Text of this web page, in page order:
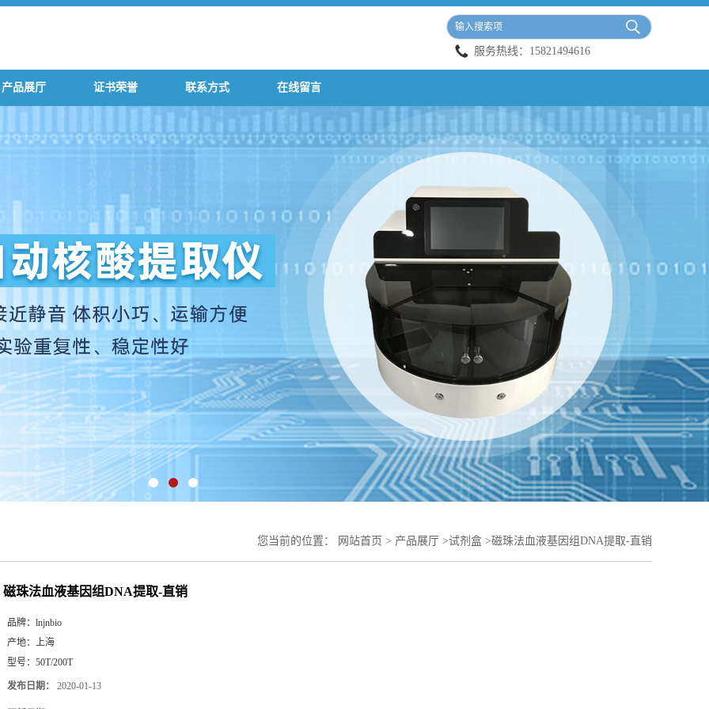
服务热线： 15821494616
产品展厅 证书荣誉 联系方式 在线留言
您当前的位置： 网站首页 > 产品展厅 >试剂盒 >磁珠法血液基因组DNA提取-直销
磁珠法血液基因组DNA提取-直销
品牌： lnjnbio
产地： 上海
型号： 50T/200T
发布日期： 2020-01-13